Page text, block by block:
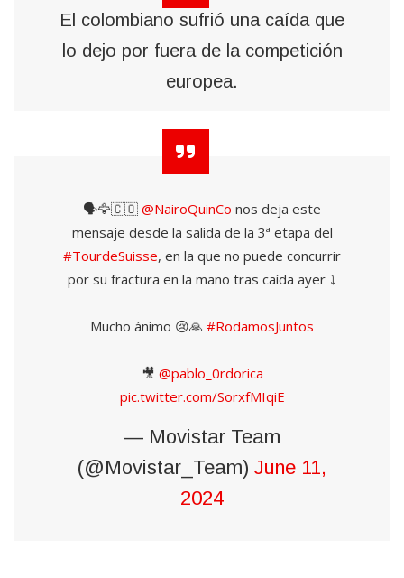
El colombiano sufrió una caída que
lo dejo por fuera de la competición
europea.
🗣🦅🇨🇴 @NairoQuinCo nos deja este
mensaje desde la salida de la 3ª etapa del
#TourdeSuisse, en la que no puede concurrir
por su fractura en la mano tras caída ayer ⤵️
Mucho ánimo 😢🙏 #RodamosJuntos
🎥 @pablo_0rdorica
pic.twitter.com/SorxfMIqiE
— Movistar Team
(@Movistar_Team) June 11,
2024